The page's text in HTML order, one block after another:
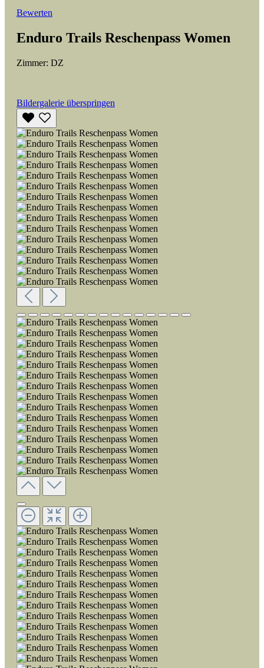
Bewerten
Enduro Trails Reschenpass Women
Zimmer: DZ
Bildergalerie überspringen